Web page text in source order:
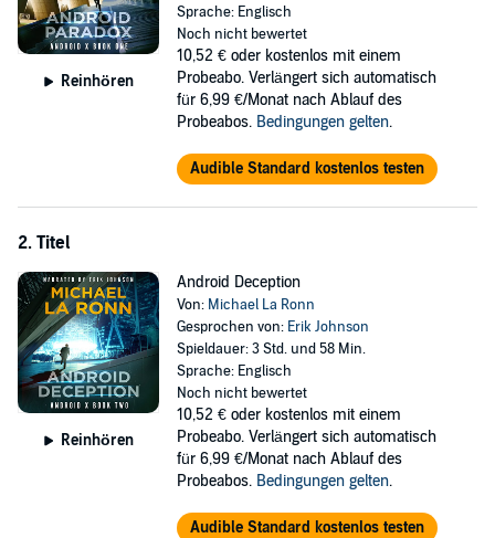
Reinhören
Sprache: Englisch
Noch nicht bewertet
10,52 € oder kostenlos mit einem
Probeabo. Verlängert sich automatisch
für 6,99 €/Monat nach Ablauf des
Probeabos. Bedingungen gelten.
Audible Standard kostenlos testen
2. Titel
Reinhören
Android Deception
Von: Michael La Ronn
Gesprochen von: Erik Johnson
Spieldauer: 3 Std. und 58 Min.
Sprache: Englisch
Noch nicht bewertet
10,52 € oder kostenlos mit einem
Probeabo. Verlängert sich automatisch
für 6,99 €/Monat nach Ablauf des
Probeabos. Bedingungen gelten.
Audible Standard kostenlos testen